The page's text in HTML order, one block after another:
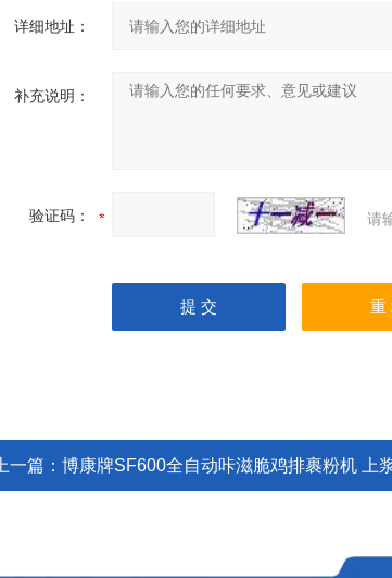
详细地址：
补充说明：
验证码： 请
上一篇： 博康牌SF600全自动咔滋脆鸡排裹粉机 上浆裹